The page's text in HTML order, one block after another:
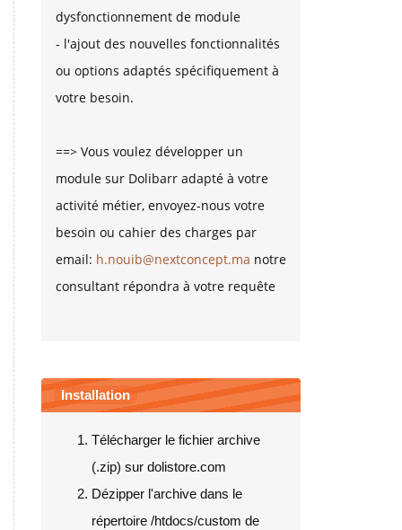
dysfonctionnement de module
- l'ajout des nouvelles fonctionnalités
ou options adaptés spécifiquement à
votre besoin.
==> Vous voulez développer un
module sur Dolibarr adapté à votre
activité métier, envoyez-nous votre
besoin ou cahier des charges par
email: h.nouib@nextconcept.ma notre
consultant répondra à votre requête
Installation
Télécharger le fichier archive
(.zip) sur dolistore.com
Dézipper l'archive dans le
répertoire /htdocs/custom de